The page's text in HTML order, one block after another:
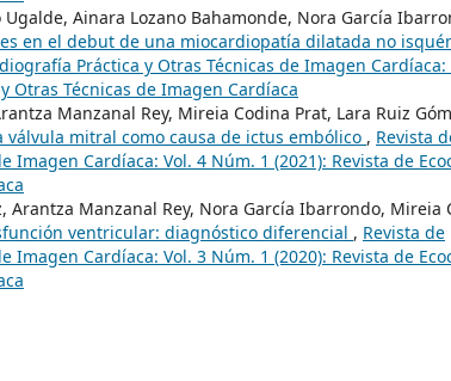
Ainara Lozano Bahamonde, Nora García
en el debut de una miocardiopatía dilatada no
Práctica y Otras Técnicas de Imagen
Otras Técnicas de Imagen Cardíaca
Manzanal Rey, Mireia Codina Prat, Lara Ruiz
mitral como causa de ictus embólico , Revista
Imagen Cardíaca: Vol. 4 Núm. 1 (2021): Revista de
Arantza Manzanal Rey, Nora García Ibarrondo, Mireia
ventricular: diagnóstico diferencial , Revista de
Imagen Cardíaca: Vol. 3 Núm. 1 (2020): Revista de